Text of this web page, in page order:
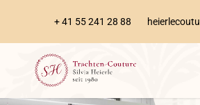
+ 41 55 241 28 88